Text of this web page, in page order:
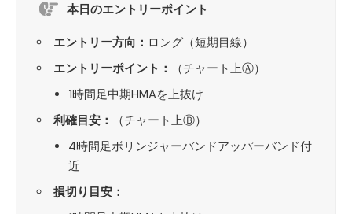
本日のエントリーポイント
エントリー方向： ロング（短期目線）
エントリーポイント：
（チャート上Ⓐ）
1時間足中期HMAを上抜け
利確目安：
（チャート上Ⓑ）
4時間足ボリンジャーバンドアッパーバンド付
近
損切り目安：